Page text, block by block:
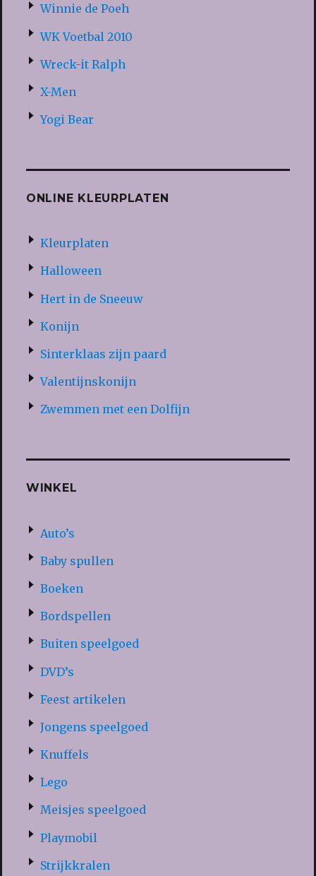
Winnie de Poeh
WK Voetbal 2010
Wreck-it Ralph
X-Men
Yogi Bear
ONLINE KLEURPLATEN
Kleurplaten
Halloween
Hert in de Sneeuw
Konijn
Sinterklaas zijn paard
Valentijnskonijn
Zwemmen met een Dolfijn
WINKEL
Auto’s
Baby spullen
Boeken
Bordspellen
Buiten speelgoed
DVD’s
Feest artikelen
Jongens speelgoed
Knuffels
Lego
Meisjes speelgoed
Playmobil
Strijkkralen